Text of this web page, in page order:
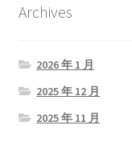
Archives
2026 年 1 月
2025 年 12 月
2025 年 11 月